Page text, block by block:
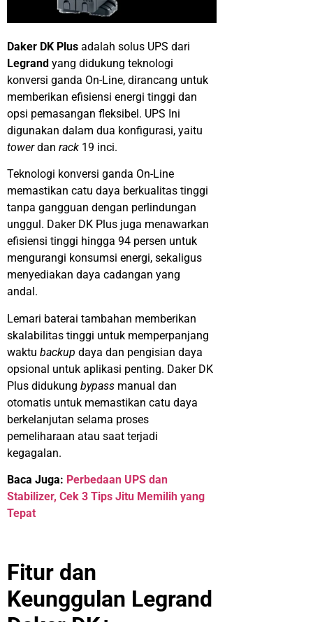
Daker DK Plus adalah solus UPS dari
Legrand yang didukung teknologi
konversi ganda On-Line, dirancang untuk
memberikan efisiensi energi tinggi dan
opsi pemasangan fleksibel. UPS Ini
digunakan dalam dua konfigurasi, yaitu
towerdan rack 19 inci.
Teknologi konversi ganda On-Line
memastikan catu daya berkualitas tinggi
tanpa gangguan dengan perlindungan
unggul. Daker DK Plus juga menawarkan
efisiensi tinggi hingga 94 persen untuk
mengurangi konsumsi energi, sekaligus
menyediakan daya cadangan yang
andal.
Lemari baterai tambahan memberikan
skalabilitas tinggi untuk memperpanjang
waktu backup daya dan pengisian daya
opsional untuk aplikasi penting. Daker DK
Plus didukung bypass manual dan
otomatis untuk memastikan catu daya
berkelanjutan selama proses
pemeliharaan atau saat terjadi
kegagalan.
Baca Juga: Perbedaan UPS dan
Stabilizer, Cek 3 Tips Jitu Memilih yang
Tepat
Fitur dan
Keunggulan Legrand